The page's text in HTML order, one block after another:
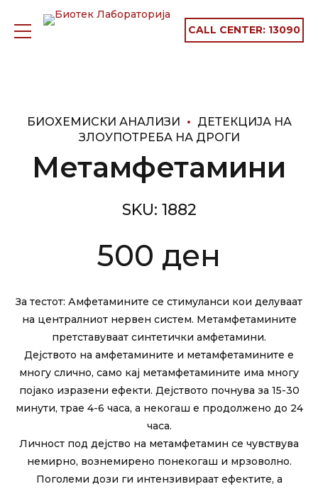
CALL CENTER: 13090
БИОХЕМИСКИ АНАЛИЗИ
ДЕТЕКЦИЈА НА
ЗЛОУПОТРЕБА НА ДРОГИ
Метамфетамини
SKU: 1882
500 ден
За тестот: Амфетамините се стимуланси кои делуваат
на централниот нервен систем. Метамфетамините
претставуваат синтетички амфетамини.
Дејството на амфетамините и метамфетамините е
многу слично, само кај метамфетамините има многу
појако изразени ефекти. Дејството почнува за 15-30
минути, трае 4-6 часа, а некогаш е продолжено до 24
часа.
Личност под дејство на метамфетамин се чувствува
немирно, вознемирено понекогаш и мрзоволно.
Поголеми дози ги интензивираат ефектите, а